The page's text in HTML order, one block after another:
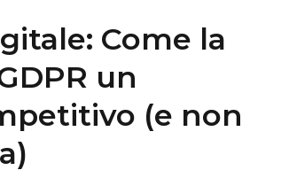
Come la
un
(e non